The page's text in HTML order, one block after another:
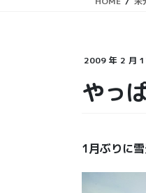
2009 年 2 月
やっ
1月ぶりに